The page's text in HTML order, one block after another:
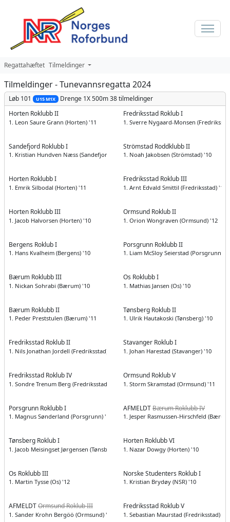
Regattahæftet Tilmeldinger
Tilmeldinger - Tunevannsregatta 2024
Løb 101 U15 M1X Drenge 1X 500m38 tilmeldinger
Horten Roklubb II
1. Leon Saure Grann (Horten) '11
Fredriksstad Roklub I
1. Sverre Nygaard-Monsen
Sandefjord Roklubb I
1. Kristian Hundven Næss (Sandefjord) '10
Strömstad Roddklubb II
1. Noah Jakobsen (Strömstad) '10
Horten Roklubb I
1. Emrik Silbodal (Horten) '11
Fredriksstad Roklub III
1. Arnt Edvald Smittil (Fredriksstad) '10
Horten Roklubb III
1. Jacob Halvorsen (Horten) '10
Ormsund Roklub II
1. Orion Wongraven (Ormsund) '12
Bergens Roklub I
1. Hans Kvalheim (Bergens) '10
Porsgrunn Roklubb II
1. Liam McSloy Seierstad (Porsgrunn)
Bærum Roklubb III
1. Nickan Sohrabi (Bærum) '10
Os Roklubb I
1. Mathias Jansen (Os) '10
Bærum Roklubb II
1. Peder Preststulen (Bærum) '11
Tønsberg Roklub II
1. Ulrik Hautakoski (Tønsberg) '10
Fredriksstad Roklub II
1. Nils Jonathan Jordell (Fredriksstad) '10
Stavanger Roklub I
1. Johan Harestad (Stavanger) '10
Fredriksstad Roklub IV
1. Sondre Trenum Berg (Fredriksstad) '10
Ormsund Roklub V
1. Storm Skramstad (Ormsund) '11
Porsgrunn Roklubb I
1. Magnus Sønderland (Porsgrunn) '11
AFMELDTBærum Roklubb IV
1. Jesper Rasmussen-Hirschfeld
Tønsberg Roklub I
1. Jacob Meisingset Jørgensen (Tønsberg) '10
Horten Roklubb VI
1. Nazar Dowgy (Horten) '10
Os Roklubb III
1. Martin Tysse (Os) '12
Norske Studenters Roklub I
1. Kristian Brydøy (NSR) '10
AFMELDTOrmsund Roklub III
1. Sander Krohn Bergöö (Ormsund) '12
Fredriksstad Roklub V
1. Sebastian Maurstad (Fredriksstad) '10